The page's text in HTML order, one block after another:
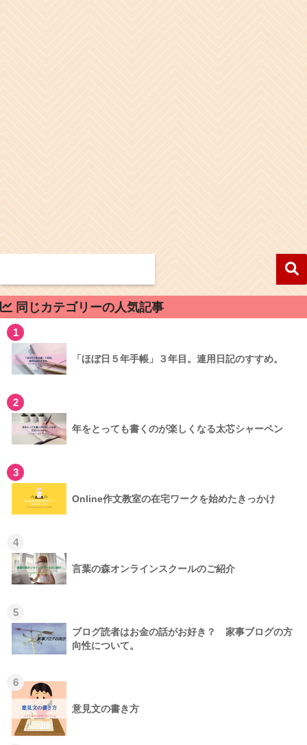
同じカテゴリーの人気記事
1
「ほぼ日５年手帳」３年目。連用日記のすすめ。
2
年をとっても書くのが楽しくなる太芯シャーペン
3
Online作文教室の在宅ワークを始めたきっかけ
4
言葉の森オンラインスクールのご紹介
5
ブログ読者はお金の話がお好き？ 家事ブログの方
向性について。
6
意見文の書き方